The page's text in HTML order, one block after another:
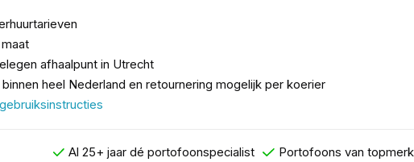
afhaalpunt in Utrecht
heel Nederland en retournering mogelijk per koerier
gebruiksinstructies
Al 25+ jaar dé portofoonspecialist Portofoons van